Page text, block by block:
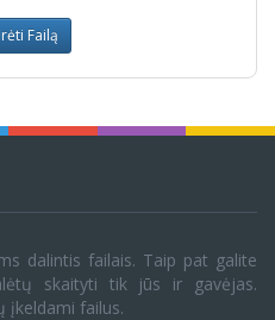
Failą
dalintis failais. Taip pat galite
skaityti tik jūs ir gavėjas.
įkeldami failus.